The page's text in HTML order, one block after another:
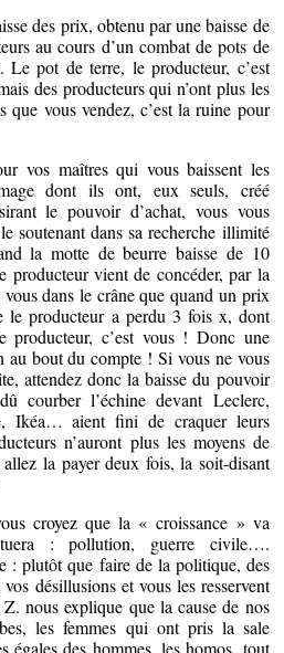
des prix, obtenu par une baisse de
au cours d’un combat de pots de
Le pot de terre, le producteur, c’est
des producteurs qui n’ont plus les
que vous vendez, c’est la ruine pour
vos maîtres qui vous baissent les
dont ils ont, eux seuls, créé
le pouvoir d’achat, vous vous
soutenant dans sa recherche illimité
la motte de beurre baisse de 10
producteur vient de concéder, par la
dans le crâne que quand un prix
le producteur a perdu 3 fois x, dont
c’est vous ! Donc une
au bout du compte ! Si vous ne vous
attendez donc la baisse du pouvoir
courber l’échine devant Leclerc,
Ikéa… aient fini de craquer leurs
n’auront plus les moyens de
la payer deux fois, la soit-disant
croyez que la « croissance » va
: pollution, guerre civile….
: plutôt que faire de la politique, des
désillusions et vous les resservent
nous explique que la cause de nos
les femmes qui ont pris la sale